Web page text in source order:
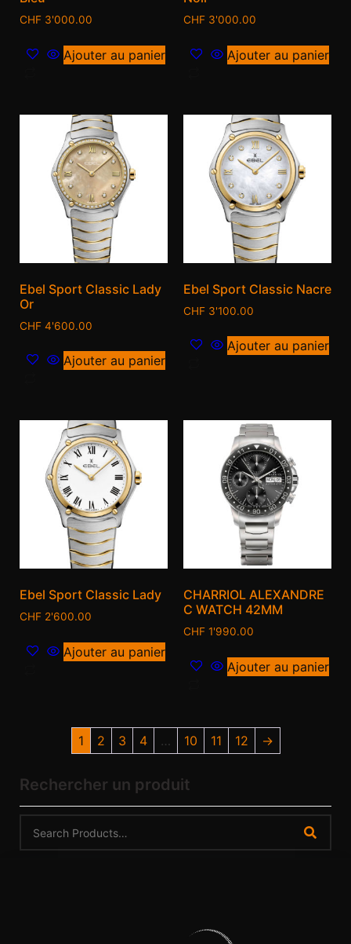
CHF 3'000.00
Ajouter au panier
CHF 3'000.00
Ajouter au panier
Ebel Sport Classic Lady
Or
CHF 4'600.00
Ajouter au panier
Ebel Sport Classic Nacre
CHF 3'100.00
Ajouter au panier
Ebel Sport Classic Lady
CHF 2'600.00
Ajouter au panier
CHARRIOL ALEXANDRE
C WATCH 42MM
CHF 1'990.00
Ajouter au panier
1 2 3 4 … 10 11 12 →
Rechercher un produit